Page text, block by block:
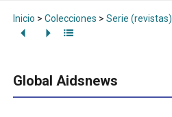
Inicio > Colecciones > Serie (revistas)
Global Aidsnews